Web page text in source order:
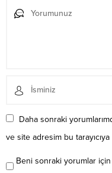
Daha sonraki
ve site adresim bu
Beni sonraki yorumlar